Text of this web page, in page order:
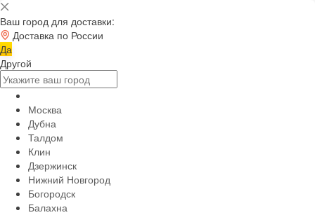
Ваш город для доставки:
Доставка по России
Да
Другой
Москва
Дубна
Талдом
Клин
Дзержинск
Нижний Новгород
Богородск
Балахна